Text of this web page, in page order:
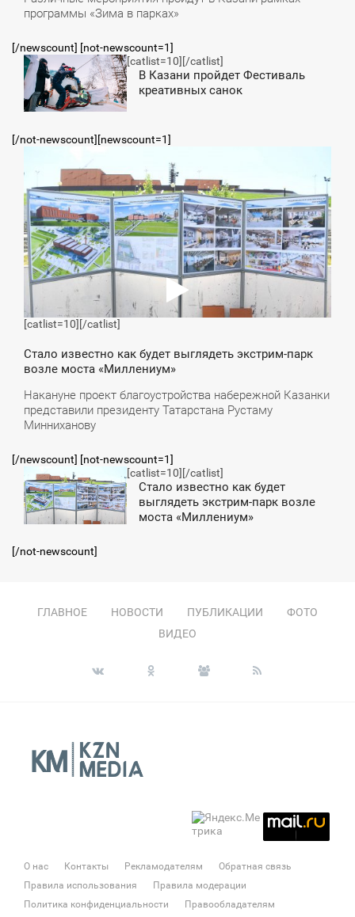
программы «Зима в парках»
[/newscount] [not-newscount=1]
[catlist=10] [/catlist]
В Казани пройдет Фестиваль
креативных санок
[/not-newscount][newscount=1]
[catlist=10] [/catlist]
Стало известно как будет выглядеть экстрим-парк
возле моста «Миллениум»
Накануне проект благоустройства набережной Казанки
представили президенту Татарстана Рустаму
Минниханову
[/newscount] [not-newscount=1]
[catlist=10] [/catlist]
Стало известно как будет
выглядеть экстрим-парк возле
моста «Миллениум»
[/not-newscount]
ГЛАВНОЕ НОВОСТИ ПУБЛИКАЦИИ
ФОТО
ВИДЕО
О нас Контакты Рекламодателям
Обратная связь
Правила использования
Правила модерации
Политика конфиденциальности
Правообладателям